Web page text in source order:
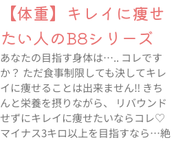
【体重】キレイに痩せ
たい人のB8シリーズ
あなたの目指す身体は….. コレです
か？ ただ食事制限しても決してキレ
イに痩せることは出来ません‼︎ きち
んと栄養を摂りながら、 リバウンド
せずにキレイに痩せたいならコレ♡
マイナス3キロ以上を目指すなら…絶